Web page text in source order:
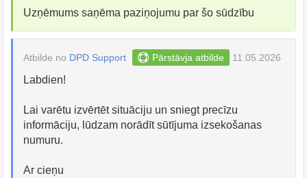
Uzņēmums saņēma paziņojumu par šo sūdzību
Atbilde no DPD Support Pārstāvja atbilde 11.05.2026
Labdien!
Lai varētu izvērtēt situāciju un sniegt precīzu
informāciju, lūdzam norādīt sūtījuma izsekošanas
numuru.
Ar cieņu